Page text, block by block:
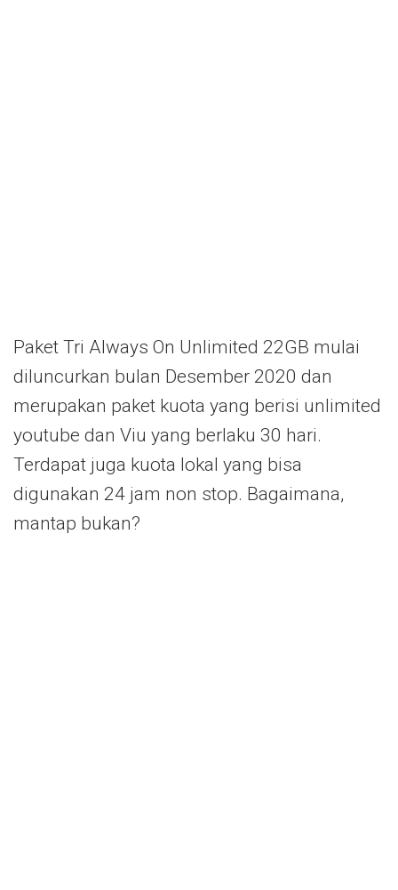
Paket Tri Always On Unlimited 22GB mulai
diluncurkan bulan Desember 2020 dan
merupakan paket kuota yang berisi unlimited
youtube dan Viu yang berlaku 30 hari.
Terdapat juga kuota lokal yang bisa
digunakan 24 jam non stop. Bagaimana,
mantap bukan?